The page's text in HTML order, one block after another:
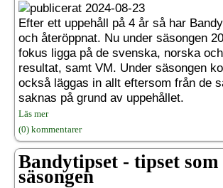
2024-08-23
Efter ett uppehåll på 4 år så har
och återöppnat. Nu under säsongen
fokus ligga på de svenska, norska
resultat, samt VM. Under säsongen
också läggas in allt eftersom från de
saknas på grund av uppehållet.
Läs mer
(0) kommentarer
Bandytipset - tipset
säsongen